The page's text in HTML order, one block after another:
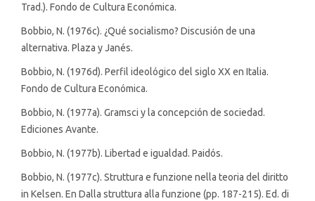
Trad.). Fondo de Cultura Económica.
Bobbio, N. (1976c). ¿Qué socialismo? Discusión de una
alternativa. Plaza y Janés.
Bobbio, N. (1976d). Perfil ideológico del siglo XX en Italia.
Fondo de Cultura Económica.
Bobbio, N. (1977a). Gramsci y la concepción de sociedad.
Ediciones Avante.
Bobbio, N. (1977b). Libertad e igualdad. Paidós.
Bobbio, N. (1977c). Struttura e funzione nella teoria del diritto
in Kelsen. En Dalla struttura alla funzione (pp. 187-215). Ed. di